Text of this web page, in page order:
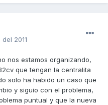
2011
nos estamos organizando,
que tengan la centralita
solo ha habido un caso que
y siguio con el problema,
puntual y que la nueva